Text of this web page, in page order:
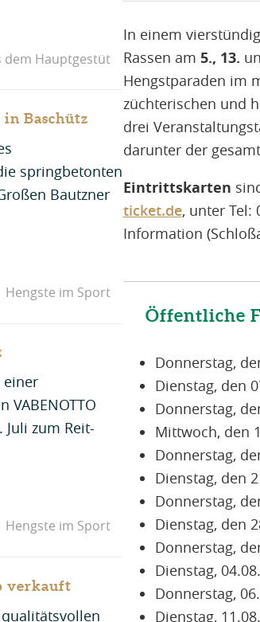
dem Hauptgestüt
Baschütz
springbetonten
Bautzner
Hengste im Sport
einer
VABENOTTO
zum Reit-
Hengste im Sport
verkauft
In einem
Rassen am 5., 13.
Hengstparaden im
züchterischen und
drei
darunter der
Eintrittskarten
ticket.de, unter Tel:
Information
Öffentliche
Donnerstag,
Dienstag, den
Donnerstag,
Mittwoch, den
Donnerstag,
Dienstag, den
Donnerstag,
Dienstag, den
Donnerstag,
Dienstag,
Donnerstag,
Dienstag,